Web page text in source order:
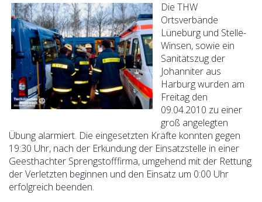
Die THW
Ortsverbände
Lüneburg und Stelle-
Winsen, sowie ein
Sanitätszug der
Johanniter aus
Harburg wurden am
Freitag den
09.04.2010 zu einer
groß angelegten
Übung alarmiert. Die eingesetzten Kräfte konnten gegen
19:30 Uhr, nach der Erkundung der Einsatzstelle in einer
Geesthachter Sprengstofffirma, umgehend mit der Rettung
der Verletzten beginnen und den Einsatz um 0:00 Uhr
erfolgreich beenden.